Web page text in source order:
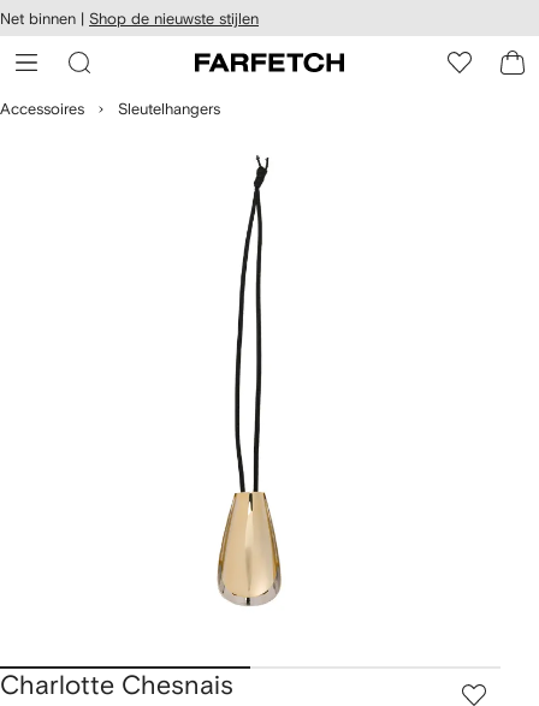
over en
naar de
Net binnen | Shop de nieuwste stijlen
Accessoires Sleutelhangers
Charlotte Chesnais